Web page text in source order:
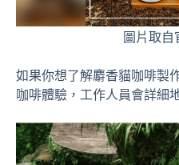
圖片取自
如果你想了解麝香貓咖啡製
咖啡體驗，工作人員會詳細